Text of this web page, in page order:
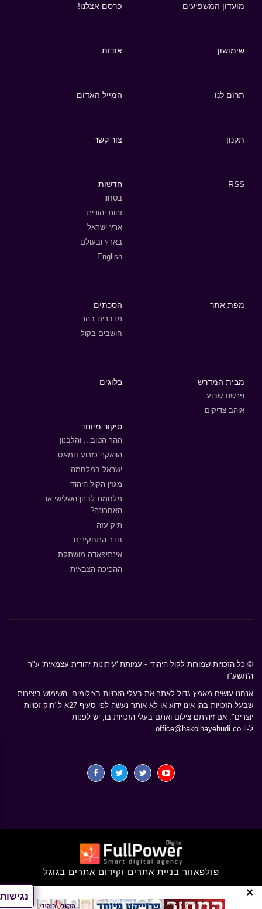
נגישות ×
מועדון המשפיעים פרסם אצלנו!
שימושון אודות
תרום לנו המייל האדום
תקנון צור קשר
RSS חדשות
בטחון
זהות יהודית
ארץ ישראל
בארץ ובעולם
English
מפת אתר הסכתים
מדברים בהר
חושבים בקול
מבית המדרש
פרשת שבוע
אוהב צדיקים
בלוגים
סיקור מיוחד
ההר הטוב... והלבנון
הוואקף כזרוע חמאס
ישראל במלחמה
מגזין הקול היהודי
מלחמת לבנון השלישי או
האחרונה?
תיק עזה
חדר התחקירים
אינתיפאדה מושתקת
ההפיכה הצבאית
© כל הזכויות שמורות לקול היהודי - עמותת 'עיתונות יהודית עצמאית' ע"ר
ה'תשע"ז
אנחנו עושים מאמץ גדול לאתר את בעלי הזכויות בצילומים. השימוש ביצירות
שבעל הזכויות בהן אינו ידוע או לא אותר נעשה לפי סעיף 27א ל"חוק זכויות
יוצרים". אם זיהיתם צילום ואתם בעלי הזכויות בו, יש לפנות
ל- office@hakolhayehudi.co.il
פולפאוור בניית אתרים וקידום אתרים בגוגל